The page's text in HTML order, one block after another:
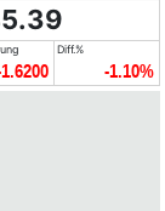
Diff.%
-1.10%